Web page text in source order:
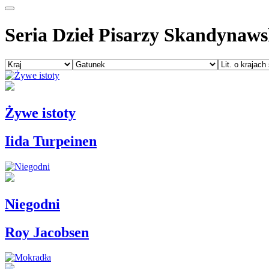
Seria Dzieł Pisarzy
Żywe istoty
Iida Turpeinen
Niegodni
Roy Jacobsen